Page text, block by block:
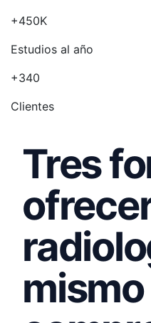
+450K
Estudios al año
+340
Clientes
Tres
mismo